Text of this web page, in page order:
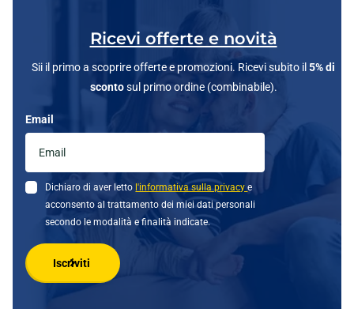
Ricevi offerte e novità
Sii il primo a scoprire offerte e promozioni. Ricevi subito il 5% di
scontosul primo ordine (combinabile).
Email
Dichiaro di aver letto l'informativa sulla privacye
acconsento al trattamento dei miei dati personali
secondo le modalità e finalità indicate.
Iscriviti